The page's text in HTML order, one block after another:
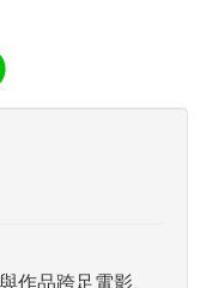
作品跨足電影、